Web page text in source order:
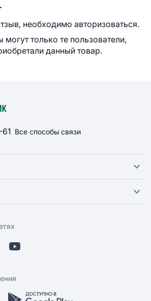
необходимо авторизоваться.
могут только те пользователи,
данный товар.
Все способы связи